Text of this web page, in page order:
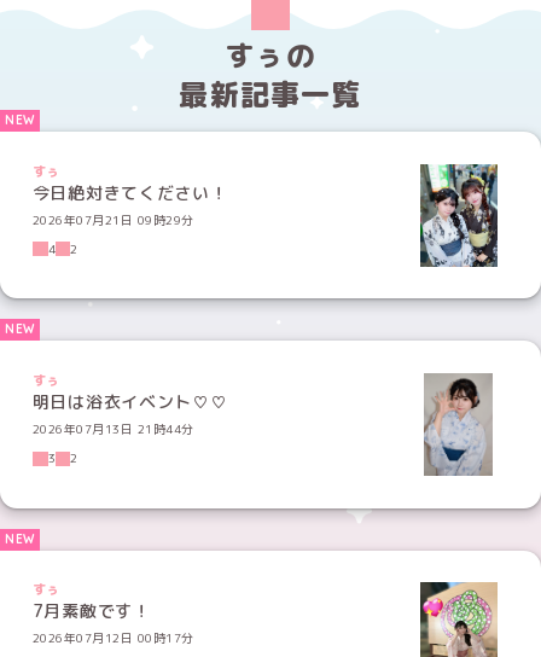
すぅの
最新記事一覧
すぅ
今日絶対きてください！
2026年07月21日 09時29分
4
2
すぅ
明日は浴衣イベント♡♡
2026年07月13日 21時44分
3
2
すぅ
7月素敵です！
2026年07月12日 00時17分